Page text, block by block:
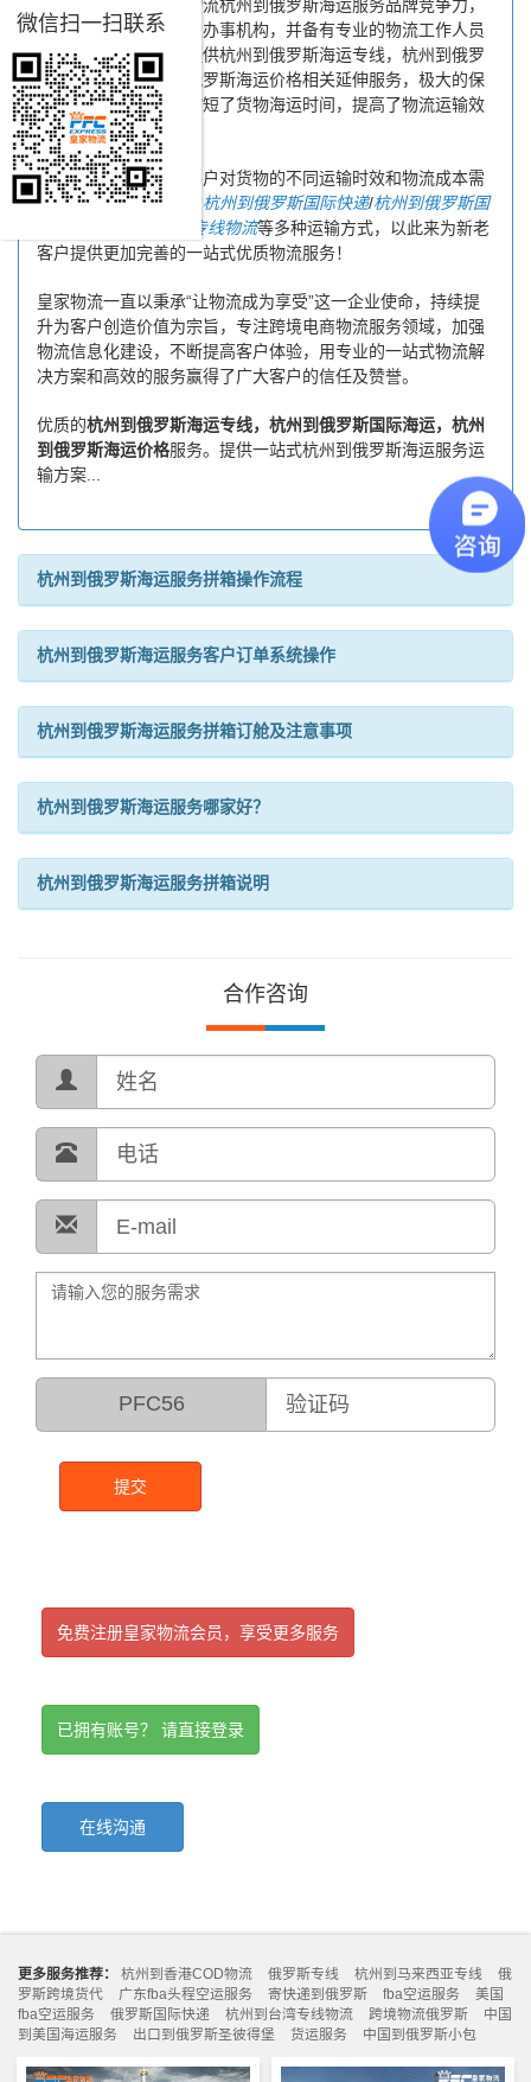
营，进一步提高皇家物流杭州到俄罗斯海运服务品牌竞争力，
公司在杭州专门设立了办事机构，并备有专业的物流工作人员
与您及时沟通，为您提供杭州到俄罗斯海运专线，杭州到俄罗
斯国际海运，杭州到俄罗斯海运价格相关延伸服务，极大的保
障了货物的时效性，缩短了货物海运时间，提高了物流运输效
率。
同时，为了方便广大客户对货物的不同运输时效和物流成本需
求，皇家物流特还推出 杭州到俄罗斯国际快递/杭州到俄罗斯国
杭州到俄罗斯专线物流等多种运输方式，以此来为新老
客户提供更加完善的一站式优质物流服务！
皇家物流一直以秉承“让物流成为享受”这一企业使命，持续提
升为客户创造价值为宗旨，专注跨境电商物流服务领域，加强
物流信息化建设，不断提高客户体验，用专业的一站式物流解
决方案和高效的服务赢得了广大客户的信任及赞誉。
优质的杭州到俄罗斯海运专线，杭州到俄罗斯国际海运，杭州
到俄罗斯海运价格服务。提供一站式杭州到俄罗斯海运服务运
输方案...
杭州到俄罗斯海运服务拼箱操作流程
杭州到俄罗斯海运服务客户订单系统操作
杭州到俄罗斯海运服务拼箱订舱及注意事项
杭州到俄罗斯海运服务哪家好？
杭州到俄罗斯海运服务拼箱说明
合作咨询
PFC56
提交
免费注册皇家物流会员，享受更多服务
已拥有账号？ 请直接登录
在线沟通
更多服务推荐： 杭州到香港COD物流 俄罗斯专线 杭州到马来西亚专线
俄
罗斯跨境货代
广东fba头程空运服务 寄快递到俄罗斯 fba空运服务
美国
fba空运服务
俄罗斯国际快递 杭州到台湾专线物流 跨境物流俄罗斯
中国
到美国海运服务
出口到俄罗斯圣彼得堡 货运服务 中国到俄罗斯小包
微信扫一扫联系